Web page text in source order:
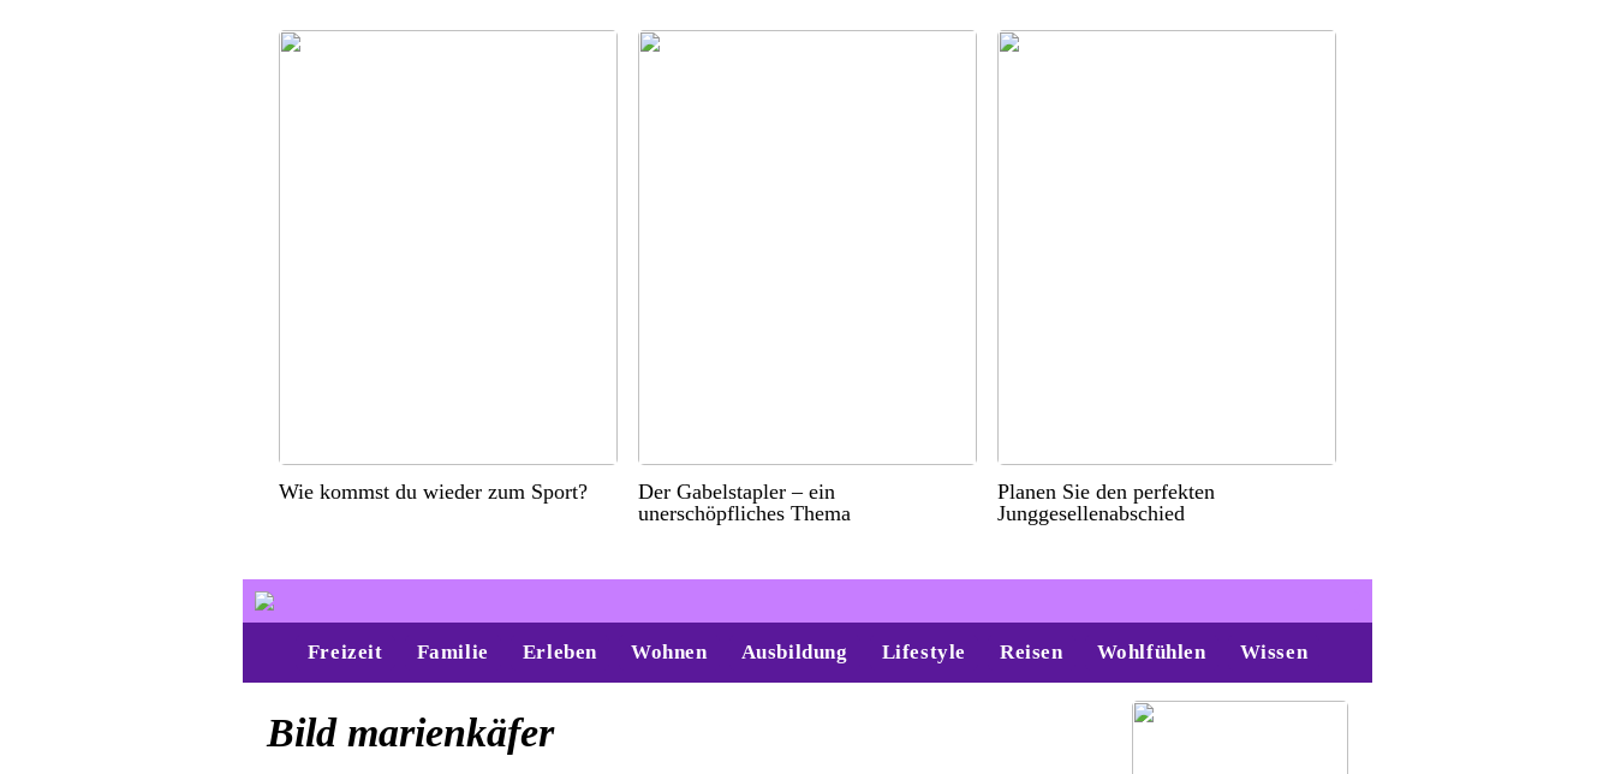
Wie kommst du wieder zum Sport?
Der Gabelstapler – ein
unerschöpfliches Thema
Planen Sie den perfekten
Junggesellenabschied
Freizeit Familie Erleben Wohnen Ausbildung Lifestyle Reisen Wohlfühlen Wissen
Bild marienkäfer